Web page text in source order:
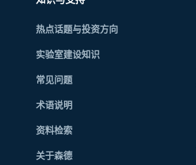
热点话题与投资方向
实验室建设知识
常见问题
术语说明
资料检索
关于森德